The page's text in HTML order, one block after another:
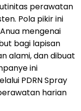
perawatan
Pola pikir ini
mengenai
bagi lapisan
alami, dan dibuat
ini
PDRN Spray
harian